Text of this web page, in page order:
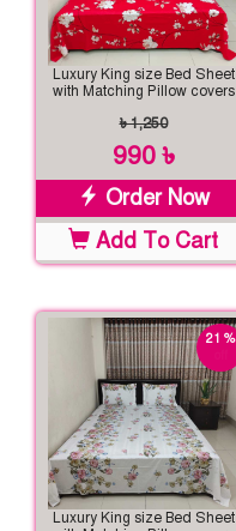
Luxury King size Bed Sheet
with Matching Pillow covers
৳ 1,250
990 ৳
Order Now
Add To Cart
21 %
Luxury King size Bed Sheet